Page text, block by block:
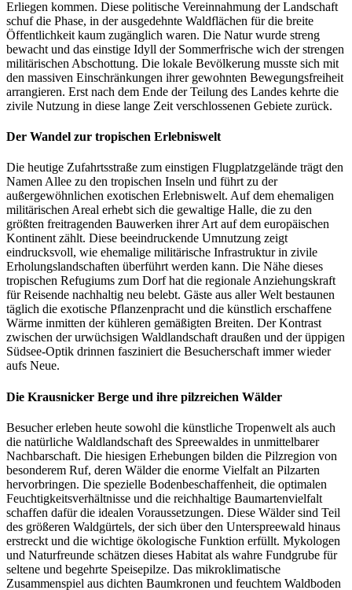
Erliegen kommen. Diese politische Vereinnahmung der Landschaft
schuf die Phase, in der ausgedehnte Waldflächen für die breite
Öffentlichkeit kaum zugänglich waren. Die Natur wurde streng
bewacht und das einstige Idyll der Sommerfrische wich der strengen
militärischen Abschottung. Die lokale Bevölkerung musste sich mit
den massiven Einschränkungen ihrer gewohnten Bewegungsfreiheit
arrangieren. Erst nach dem Ende der Teilung des Landes kehrte die
zivile Nutzung in diese lange Zeit verschlossenen Gebiete zurück.
Der Wandel zur tropischen Erlebniswelt
Die heutige Zufahrtsstraße zum einstigen Flugplatzgelände trägt den
Namen Allee zu den tropischen Inseln und führt zu der
außergewöhnlichen exotischen Erlebniswelt. Auf dem ehemaligen
militärischen Areal erhebt sich die gewaltige Halle, die zu den
größten freitragenden Bauwerken ihrer Art auf dem europäischen
Kontinent zählt. Diese beeindruckende Umnutzung zeigt
eindrucksvoll, wie ehemalige militärische Infrastruktur in zivile
Erholungslandschaften überführt werden kann. Die Nähe dieses
tropischen Refugiums zum Dorf hat die regionale Anziehungskraft
für Reisende nachhaltig neu belebt. Gäste aus aller Welt bestaunen
täglich die exotische Pflanzenpracht und die künstlich erschaffene
Wärme inmitten der kühleren gemäßigten Breiten. Der Kontrast
zwischen der urwüchsigen Waldlandschaft draußen und der üppigen
Südsee-Optik drinnen fasziniert die Besucherschaft immer wieder
aufs Neue.
Die Krausnicker Berge und ihre pilzreichen Wälder
Besucher erleben heute sowohl die künstliche Tropenwelt als auch
die natürliche Waldlandschaft des Spreewaldes in unmittelbarer
Nachbarschaft. Die hiesigen Erhebungen bilden die Pilzregion von
besonderem Ruf, deren Wälder die enorme Vielfalt an Pilzarten
hervorbringen. Die spezielle Bodenbeschaffenheit, die optimalen
Feuchtigkeitsverhältnisse und die reichhaltige Baumartenvielfalt
schaffen dafür die idealen Voraussetzungen. Diese Wälder sind Teil
des größeren Waldgürtels, der sich über den Unterspreewald hinaus
erstreckt und die wichtige ökologische Funktion erfüllt. Mykologen
und Naturfreunde schätzen dieses Habitat als wahre Fundgrube für
seltene und begehrte Speisepilze. Das mikroklimatische
Zusammenspiel aus dichten Baumkronen und feuchtem Waldboden